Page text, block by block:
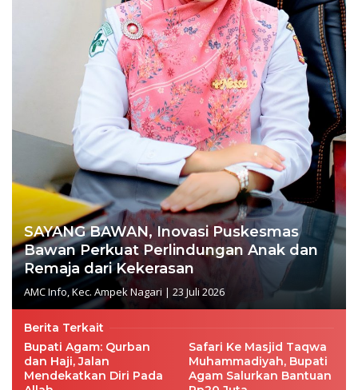
SAYANG BAWAN, Inovasi Puskesmas
Bawan Perkuat Perlindungan Anak dan
Remaja dari Kekerasan
AMC Info Kec. Ampek Nagari | 23 Juli 2026
Berita Terkait
Bupati Agam: Qurban
dan Haji, Jalan
Mendekatkan Diri Pada
Safari Ke Masjid Taqwa
Muhammadiyah, Bupati
Agam Salurkan Bantuan